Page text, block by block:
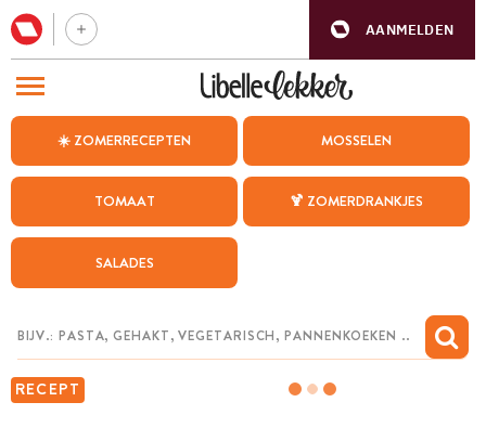
AANMELDEN
☀️ ZOMERRECEPTEN MOSSELEN
TOMAAT 🍹 ZOMERDRANKJES
SALADES
RECEPT
BEZOEK ONZE ANDERE WEBSITES
WEEKMENU
CHAT MET MAIA
MIJN BEWAARDE RECEPTEN